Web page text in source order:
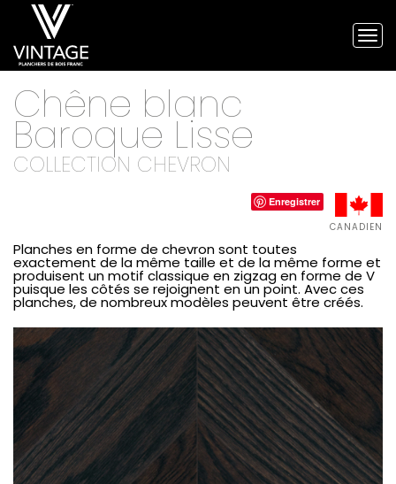
Chêne blanc
BaroqueLisse
COLLECTION CHEVRON
Enregistrer
CANADIEN
Planches en forme de chevron sont toutes
exactement de la même taille et de la même forme et
produisent un motif classique en zigzag en forme de V
puisque les côtés se rejoignent en un point. Avec ces
planches, de nombreux modèles peuvent être créés.
Planchers
de
bois
franc
Vintage
et